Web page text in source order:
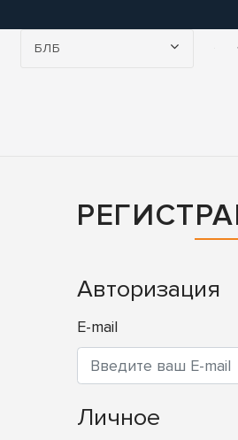
Турнир:
БЛБ
Авторизация
E-mail
Личное